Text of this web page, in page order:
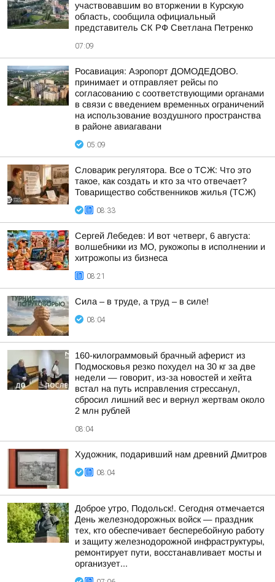
участвовавшим во вторжении в Курскую
область, сообщила официальный
представитель СК РФ Светлана Петренко
07:09
Росавиация: Аэропорт ДОМОДЕДОВО.
принимает и отправляет рейсы по
согласованию с соответствующими органами
в связи с введением временных ограничений
на использование воздушного пространства
в районе авиагавани
05:09
Словарик регулятора. Все о ТСЖ: Что это
такое, как создать и кто за что отвечает?
Товарищество собственников жилья (ТСЖ)
08:33
Сергей Лебедев: И вот четверг, 6 августа:
волшебники из МО, рукожопы в исполнении и
хитрожопы из бизнеса
08:21
Сила – в труде, а труд – в силе!
08:04
160-килограммовый брачный аферист из
Подмосковья резко похудел на 30 кг за две
недели — говорит, из-за новостей и хейта
встал на путь исправления стрессанул,
сбросил лишний вес и вернул жертвам около
2 млн рублей
08:04
Художник, подаривший нам древний Дмитров
08:04
Доброе утро, Подольск!. Сегодня отмечается
День железнодорожных войск — праздник
тех, кто обеспечивает бесперебойную работу
и защиту железнодорожной инфраструктуры,
ремонтирует пути, восстанавливает мосты и
организует...